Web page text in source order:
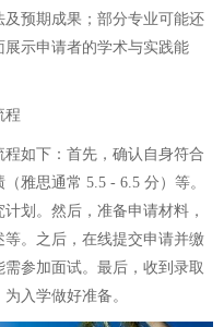
预期成果；部分专业可能还
示申请者的学术与实践能
程
如下：首先，确认自身符合
雅思通常 5.5 - 6.5 分）等。
划。然后，准备申请材料，
。之后，在线提交申请并缴
参加面试。最后，收到录取
入学做好准备。